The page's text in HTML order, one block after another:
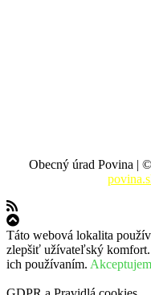
Obecný úrad Povina |
Táto webová lokalita
zlepšiť užívateľský komfort.
ich používaním. Akceptujem